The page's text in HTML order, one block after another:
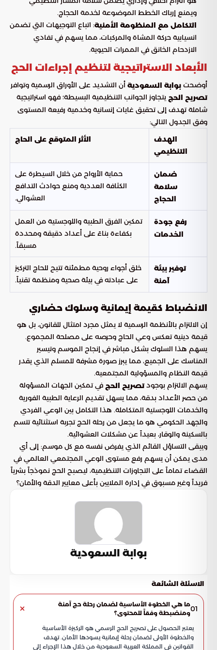
ويمنع إرباك الخطط الموضوعة لخدمة الحجاج.
التكامل مع المنظومة الأمنية: اتباع التوجيهات التي تضمن
انسيابية حركة المشاة والمركبات، مما يسهم في تفادي
الازدحام الخانق في الممرات الحيوية.
الأبعاد الاستراتيجية لتنظيم إجراءات الحج
أوضحت بوابة السعودية أن التشديد على الأوراق الرسمية وتوافر
تصريح الحج يتجاوز الجوانب التنظيمية البسيطة؛ فهو استراتيجية
شاملة تهدف إلى تحقيق غايات إنسانية وخدمية رفيعة المستوى
وفق الجدول التالي:
الهدف
التنظيمي
الأثر المتوقع على الحاج
ضمان
سلامة
الحجاج
حماية الأرواح من خلال السيطرة على
الكثافة العددية ومنع حوادث التدافع
العشوائي.
رفع جودة
الخدمات
تمكين الفرق الطبية واللوجستية من العمل
بكفاءة بناءً على أعداد دقيقة ومحددة
مسبقاً.
توفير بيئة
آمنة
خلق أجواء روحية مطمئنة تتيح للحاج التركيز
على عبادته في بيئة صحية ومنظمة تقنياً.
الانضباط كقيمة إيمانية وسلوك حضاري
إن الالتزام بالأنظمة الرسمية لا يمثل مجرد امتثال للقانون، بل هو
قيمة دينية تعكس وعي الحاج وحرصه على مصلحة المجموع.
يسهم هذا السلوك بشكل مباشر في إنجاح الموسم وتيسير
المناسك على الجميع، مما يبرز صورة مشرفة للمسلم الذي يقدر
قيمة النظام والمسؤولية المجتمعية.
يسهم الالتزام بوجودتصريح الحج في تمكين الجهات المسؤولة
من حصر الأعداد بدقة، مما يسهل تقديم الرعاية الطبية الفورية
والخدمات اللوجستية المتكاملة. هذا التكامل بين الوعي الفردي
والجهد الحكومي هو ما يجعل من رحلة الحج تجربة استثنائية تتسم
بالسكينة والوقار، بعيداً عن مشكلات العشوائية.
ويبقى التساؤل القائم الذي يفرض نفسه مع كل موسم: إلى أي
مدى يمكن أن يسهم رفع مستوى الوعي المجتمعي العالمي في
القضاء تماماً على التجاوزات التنظيمية، ليصبح الحج نموذجاً بشرياً
فريداً وغير مسبوق في إدارة الملايين بأعلى معايير الدقة والأمان؟
بوابة السعودية
الاسئلة الشائعة
01ما هي الخطوة الأساسية لضمان رحلة حج آمنة
ومنضبطة وفقاً للمحتوى؟
يعتبر الحصول على تصريح الحج الرسمي هو الركيزة الأساسية
والخطوة الأولى لضمان رحلة إيمانية يسودها الأمان. تهدف
القوانين في المملكة العربية السعودية من خلال هذا الإجراء إلى